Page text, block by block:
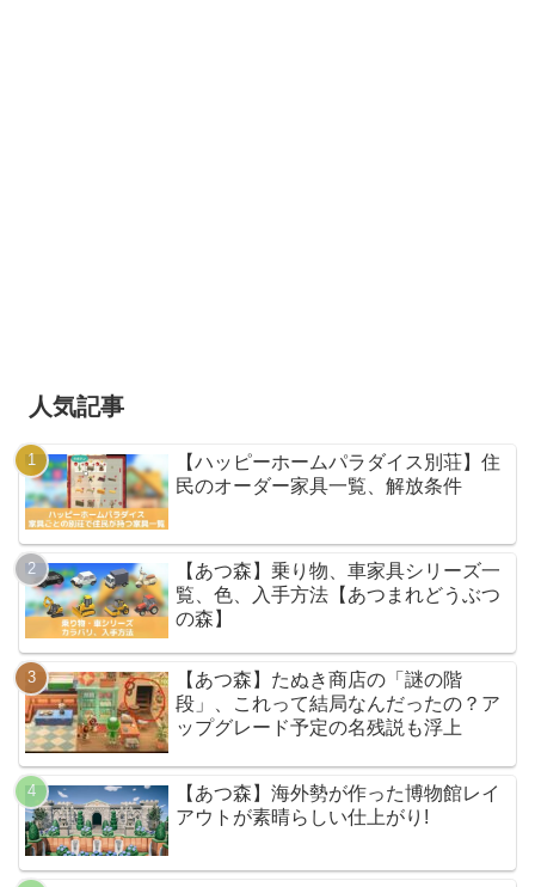
人気記事
【ハッピーホームパラダイス別荘】住
民のオーダー家具一覧、解放条件
【あつ森】乗り物、車家具シリーズ一
覧、色、入手方法【あつまれどうぶつ
の森】
【あつ森】たぬき商店の「謎の階
段」、これって結局なんだったの？ア
ップグレード予定の名残説も浮上
【あつ森】海外勢が作った博物館レイ
アウトが素晴らしい仕上がり!